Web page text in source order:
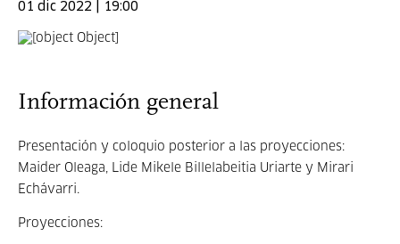
01 dic 2022 | 19:00
Información general
Presentación y coloquio posterior a las proyecciones:
Maider Oleaga, Lide Mikele Billelabeitia Uriarte y Mirari
Echávarri.
Proyecciones: